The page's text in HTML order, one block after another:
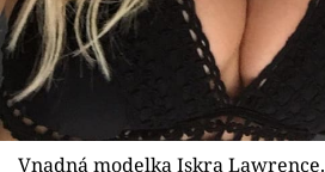
Vnadná modelka Iskra Lawrence.